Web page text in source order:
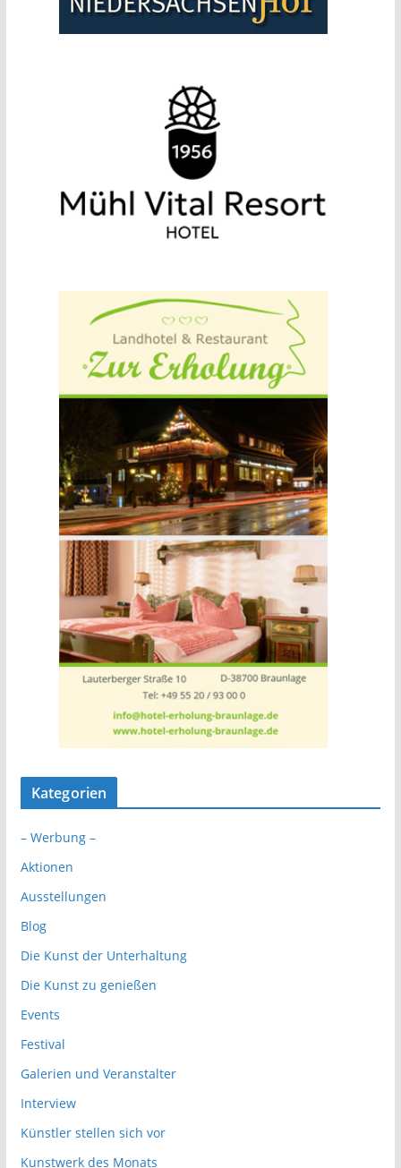
Kategorien
– Werbung –
Aktionen
Ausstellungen
Blog
Die Kunst der Unterhaltung
Die Kunst zu genießen
Events
Festival
Galerien und Veranstalter
Interview
Künstler stellen sich vor
Kunstwerk des Monats